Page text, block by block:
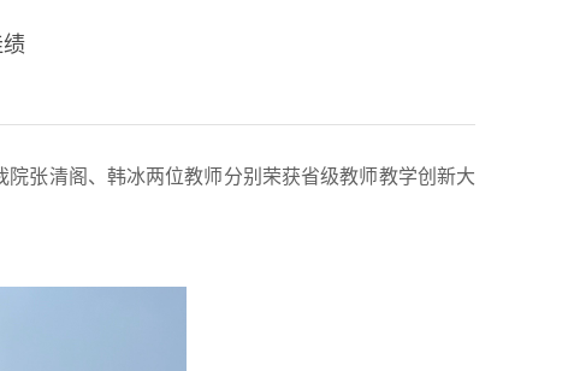
张清阁、韩冰两位教师分别荣获省级教师教学创新大